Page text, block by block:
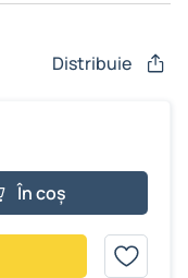
Distribuie
În coș